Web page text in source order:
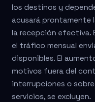
los destinos y
acusará prontamente
la recepción efectiva.
el tráfico mensual
disponibles. El
motivos fuera del
interrupciones o
servicios, se excluyen.